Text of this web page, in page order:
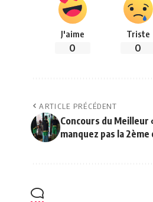
J'aime
0
Triste
0
ARTICLE PRÉCÉDENT
Concours du Meilleur
manquez pas la